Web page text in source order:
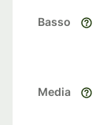
Basso
Media